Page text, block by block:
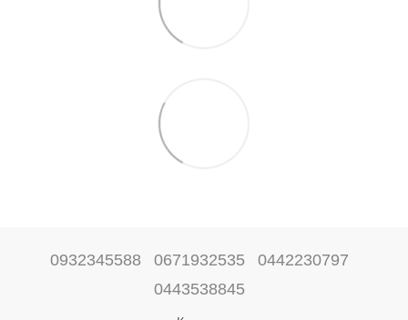
0932345588 0671932535
0442230797
0443538845